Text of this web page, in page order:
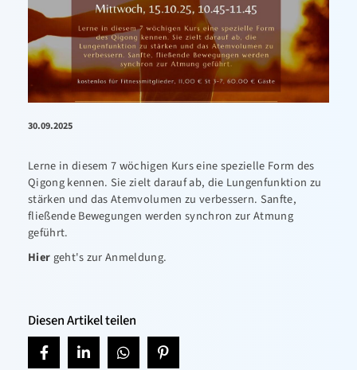
30.09.2025
Lerne in diesem 7 wöchigen Kurs eine spezielle Form des
Qigong kennen. Sie zielt darauf ab, die Lungenfunktion zu
stärken und das Atemvolumen zu verbessern. Sanfte,
fließende Bewegungen werden synchron zur Atmung
geführt.
Hier geht's zur Anmeldung.
Diesen Artikel teilen